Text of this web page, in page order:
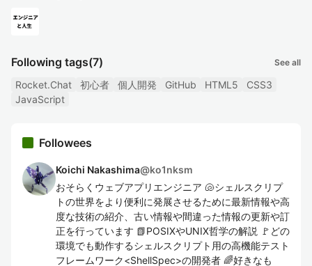
Following tags(7) See all
Rocket.Chat 初心者 個人開発 GitHub HTML5
CSS3
JavaScript
Followees
Koichi Nakashima@ko1nksm
おそらくウェブアプリエンジニア 🐚シェルスクリプ
トの世界をより便利に発展させるために最新情報や高
度な技術の紹介、古い情報や間違った情報の更新や訂
正を行っています 📗POSIXやUNIX哲学の解説 🚩どの
環境でも動作するシェルスクリプト用の高機能テスト
フレームワーク<ShellSpec>の開発者 🌈好きなも